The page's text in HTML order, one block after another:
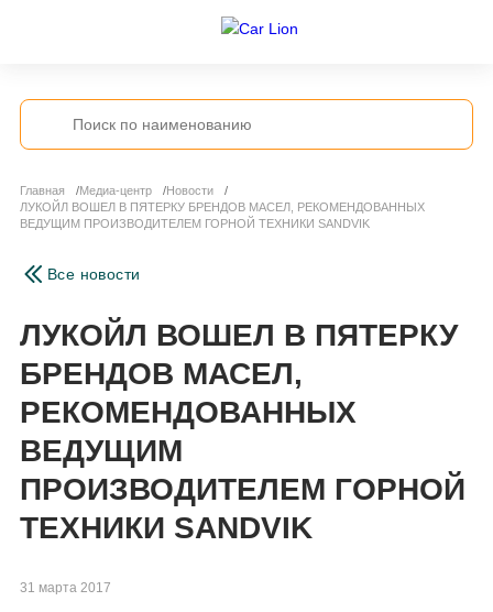
Главная Медиа-центр
Новости
ЛУКОЙЛ ВОШЕЛ В ПЯТЕРКУ БРЕНДОВ МАСЕЛ, РЕКОМЕНДОВАННЫХ
ВЕДУЩИМ ПРОИЗВОДИТЕЛЕМ ГОРНОЙ ТЕХНИКИ SANDVIK
Все новости
ЛУКОЙЛ ВОШЕЛ В ПЯТЕРКУ
БРЕНДОВ МАСЕЛ,
РЕКОМЕНДОВАННЫХ
ВЕДУЩИМ
ПРОИЗВОДИТЕЛЕМ ГОРНОЙ
ТЕХНИКИ SANDVIK
31 марта 2017